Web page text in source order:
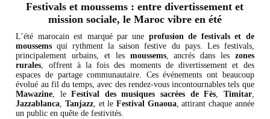
Festivals et moussems : entre divertissement et
mission sociale, le Maroc vibre en été
L’été marocain est marqué par une profusion de festivals et de
moussems qui rythment la saison festive du pays. Les festivals,
principalement urbains, et les moussems, ancrés dans les zones
rurales, offrent à la fois des moments de divertissement et des
espaces de partage communautaire. Ces événements ont beaucoup
évolué au fil du temps, avec des rendez-vous incontournables tels que
Mawazine, leFestival des musiques sacrées de Fès, Timitar,
Jazzablanca,Tanjazz, et le Festival Gnaoua, attirant chaque année
un public en quête de festivités.